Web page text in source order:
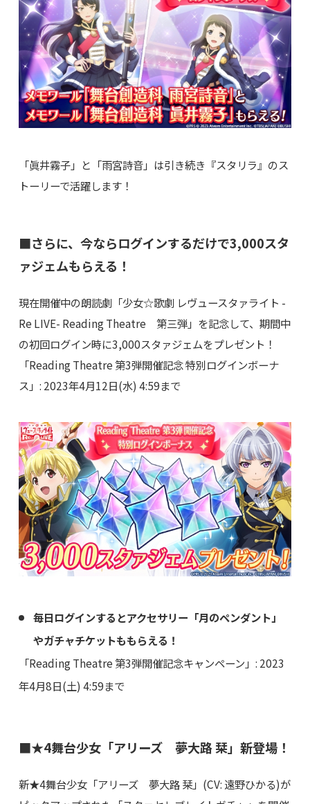
「眞井霧子」と「雨宮詩音」は引き続き『スタリラ』のス
トーリーで活躍します！
■さらに、今ならログインするだけで3,000スタ
ァジェムもらえる！
現在開催中の朗読劇「少女☆歌劇 レヴュースタァライト -
Re LIVE- Reading Theatre 第三弾」を記念して、期間中
の初回ログイン時に3,000スタァジェムをプレゼント！
「Reading Theatre 第3弾開催記念 特別ログインボーナ
ス」: 2023年4月12日(水) 4:59まで
毎日ログインするとアクセサリー「月のペンダント」
やガチャチケットももらえる！
「Reading Theatre 第3弾開催記念キャンペーン」: 2023
年4月8日(土) 4:59まで
■★4舞台少女「アリーズ 夢大路 栞」新登場！
新★4舞台少女「アリーズ 夢大路 栞」(CV: 遠野ひかる)が